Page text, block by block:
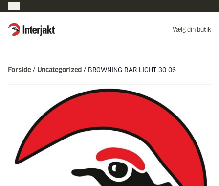
Interjakt DK Vælg din butik
Forside/ Uncategorized / BROWNING BAR LIGHT 30-06